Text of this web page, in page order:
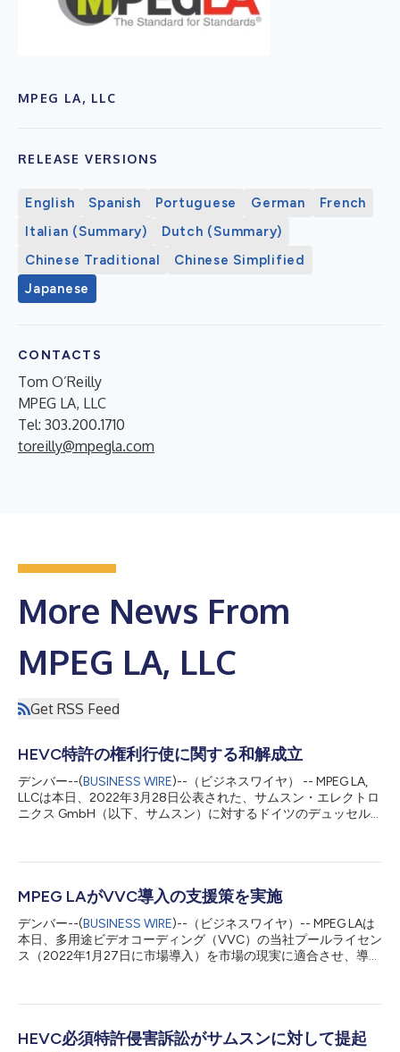
MPEG LA, LLC
RELEASE VERSIONS
English Spanish Portuguese German
French
Italian (Summary)
Dutch (Summary)
Chinese Traditional
Chinese Simplified
Japanese
CONTACTS
Tom O’Reilly
MPEG LA, LLC
Tel: 303.200.1710
toreilly@mpegla.com
More News From
MPEG LA, LLC
Get RSS Feed
HEVC特許の権利行使に関する和解成立
デンバー--(BUSINESS WIRE)--（ビジネスワイヤ） -- MPEG LA,
LLCは本日、2022年3月28日公表された、サムスン・エレクトロ
ニクス GmbH（以下、サムスン）に対するドイツのデュッセル
Samsung-HEVC-PrsRls-2022-03-28-.pdf参照）が、ライセンス
許権行使訴訟に関連する法的紛争はすべて解決されたことになり
ットフォームのライセンスをワンストップで提供する世界的大手
のプロバイダーです。1990年代から、現代の特許プールのパイ
オニアとして、家電の歴史上最も広く使われてきた規格作成に貢
イセンスプログラムを運営し、285の特許保有者と約7,3...
MPEG LAがVVC導入の支援策を実施
デンバー--(BUSINESS WIRE)--（ビジネスワイヤ）-- MPEG LAは
本日、多用途ビデオコーディング（VVC）の当社プールライセン
ス（2022年1月27日に市場導入）を市場の現実に適合させ、導入
になることを約束したすべてのVVCライセンシーは、自組織ない
ンスないしサブライセンスできる権利を有している場合、エンド
HEVC必須特許侵害訴訟がサムスンに対して提起